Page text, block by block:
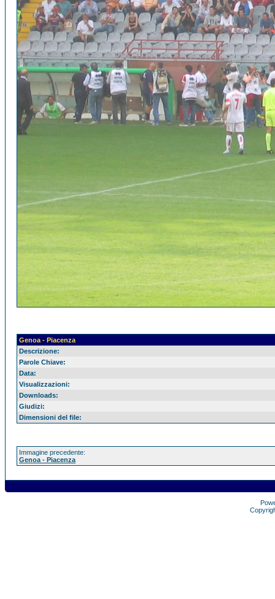
Genoa - Piacenza
Descrizione:
Parole Chiave:
Data:
Visualizzazioni:
Downloads:
Giudizi:
Dimensioni del file:
Immagine precedente:
Genoa - Piacenza